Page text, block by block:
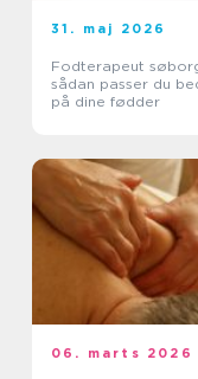
31. maj 2026
Fodterapeut
sådan passer du
på dine fødder
06. marts 2026